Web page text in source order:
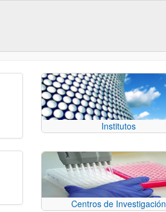
Institutos
Centros de Investigación